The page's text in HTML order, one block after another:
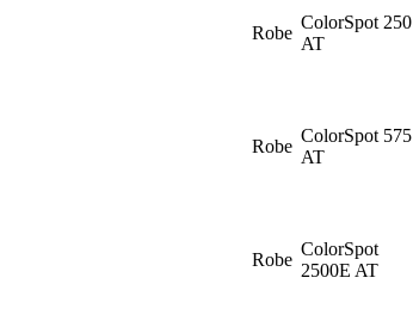
Robe
ColorSpot 250
AT
Robe
ColorSpot 575
AT
Robe
ColorSpot
2500E AT